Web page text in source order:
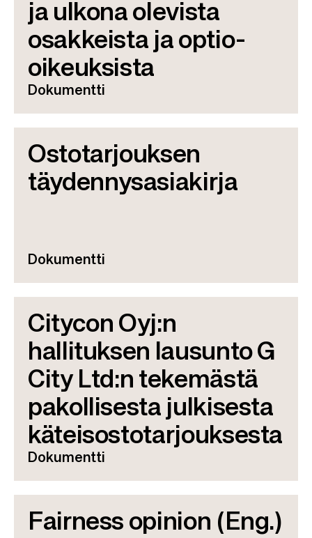
ja ulkona olevista
osakkeista ja optio-
oikeuksista
Dokumentti
Ostotarjouksen
täydennysasiakirja
Dokumentti
Citycon Oyj:n
hallituksen lausunto G
City Ltd:n tekemästä
pakollisesta julkisesta
käteisostotarjouksesta
Dokumentti
Fairness opinion (Eng.)